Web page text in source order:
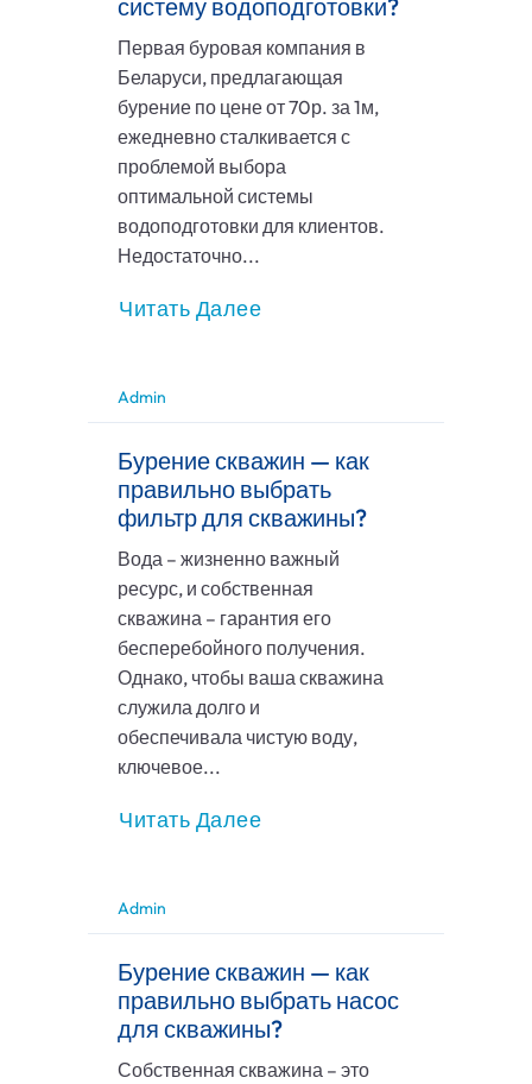
систему водоподготовки?
Первая буровая компания в
Беларуси, предлагающая
бурение по цене от 70р. за 1м,
ежедневно сталкивается с
проблемой выбора
оптимальной системы
водоподготовки для клиентов.
Недостаточно...
Читать Далее
Admin
Бурение скважин — как
правильно выбрать
фильтр для скважины?
Вода – жизненно важный
ресурс, и собственная
скважина – гарантия его
бесперебойного получения.
Однако, чтобы ваша скважина
служила долго и
обеспечивала чистую воду,
ключевое...
Читать Далее
Admin
Бурение скважин — как
правильно выбрать насос
для скважины?
Собственная скважина – это